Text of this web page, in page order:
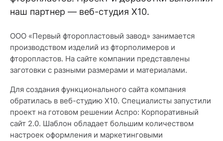
наш партнер — веб-студия X10.
ООО «Первый фторопластовый завод» занимается
производством изделий из фторполимеров и
фторопластов. На сайте компании представлены
заготовки с разными размерами и материалами.
Для создания функционального сайта компания
обратилась в веб-студию X10. Специалисты запустили
проект на готовом решении Аспро: Корпоративный
сайт 2.0. Шаблон обладает большим количеством
настроек оформления и маркетинговыми